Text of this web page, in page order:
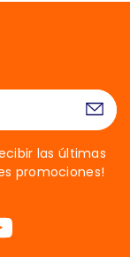
las últimas
promociones!